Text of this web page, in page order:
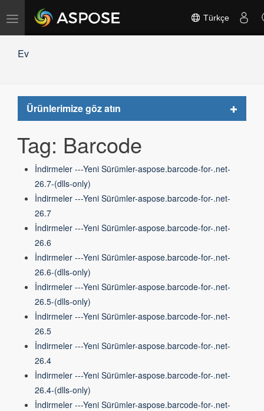
Gezinmeyi
Türkçe
Ev
Ürünlerimize göz atın
Toggle
Tag: Barcode
İndirmeler ---Yeni Sürümler-aspose.barcode-for-.net-
26.7-(dlls-only)
İndirmeler ---Yeni Sürümler-aspose.barcode-for-.net-
26.7
İndirmeler ---Yeni Sürümler-aspose.barcode-for-.net-
26.6
İndirmeler ---Yeni Sürümler-aspose.barcode-for-.net-
26.6-(dlls-only)
İndirmeler ---Yeni Sürümler-aspose.barcode-for-.net-
26.5-(dlls-only)
İndirmeler ---Yeni Sürümler-aspose.barcode-for-.net-
26.5
İndirmeler ---Yeni Sürümler-aspose.barcode-for-.net-
26.4
İndirmeler ---Yeni Sürümler-aspose.barcode-for-.net-
26.4-(dlls-only)
İndirmeler ---Yeni Sürümler-aspose.barcode-for-.net-